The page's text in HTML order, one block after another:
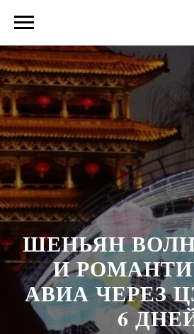
ШЕНЬЯН
И
АВИА ЧЕРЕЗ
6